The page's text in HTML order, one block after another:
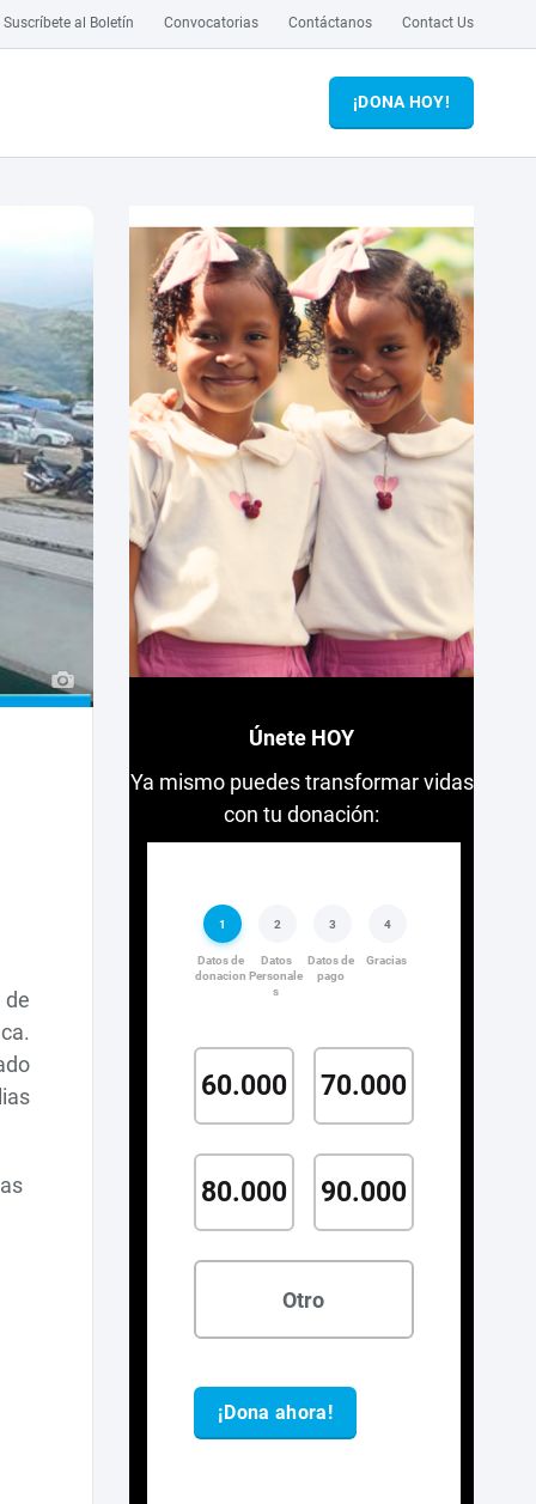
Suscríbete al Boletín Convocatorias Contáctanos Contact Us
¡DONA HOY!
de
Únete HOY
Ya mismo puedes transformar vidas
con tu donación: